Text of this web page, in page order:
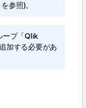
参照)。
ープ「Qlik
加する必要があ